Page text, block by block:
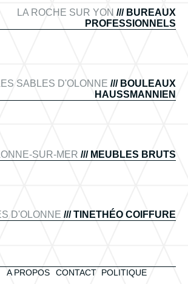
LA ROCHE SUR YON /// BUREAUX
PROFESSIONNELS
SABLES D'OLONNE /// BOULEAUX
HAUSSMANNIEN
SUR-MER /// MEUBLES BRUTS
D'OLONNE /// TINETHÉO COIFFURE
A PROPOS CONTACT POLITIQUE